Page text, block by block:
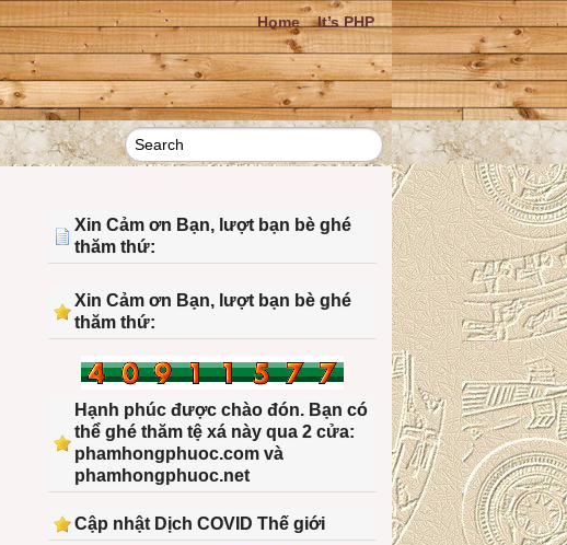
Home It’s PHP
Xin Cảm ơn Bạn, lượt bạn bè ghé
thăm thứ:
Xin Cảm ơn Bạn, lượt bạn bè ghé
thăm thứ:
Hạnh phúc được chào đón. Bạn có
thể ghé thăm tệ xá này qua 2 cửa:
phamhongphuoc.com và
phamhongphuoc.net
Cập nhật Dịch COVID Thế giới